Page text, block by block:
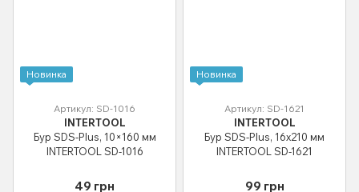
Новинка
Артикул: SD-1016
INTERTOOL
Бур SDS-Plus, 10×160 мм
INTERTOOL SD-1016
49 грн
Новинка
Артикул: SD-1621
INTERTOOL
Бур SDS-Plus, 16x210 мм
INTERTOOL SD-1621
99 грн